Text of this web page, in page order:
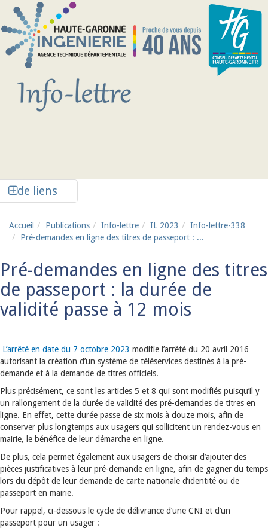
Aller au contenu principal
de liens
Accueil Publications Info-lettre IL 2023
Info-lettre-338
Pré-demandes en ligne des titres de passeport : ...
Pré-demandes en ligne des titres
de passeport : la durée de
validité passe à 12 mois
L’arrêté en date du 7 octobre 2023 modifie l’arrêté du 20 avril 2016
autorisant la création d’un système de téléservices destinés à la pré-
demande et à la demande de titres officiels.
Plus précisément, ce sont les articles 5 et 8 qui sont modifiés puisqu’il y
un rallongement de la durée de validité des pré-demandes de titres en
ligne. En effet, cette durée passe de six mois à douze mois, afin de
conserver plus longtemps aux usagers qui sollicitent un rendez-vous en
mairie, le bénéfice de leur démarche en ligne.
De plus, cela permet également aux usagers de choisir d’ajouter des
pièces justificatives à leur pré-demande en ligne, afin de gagner du temps
lors du dépôt de leur demande de carte nationale d’identité ou de
passeport en mairie.
Pour rappel, ci-dessous le cycle de délivrance d’une CNI et d’un
passeport pour un usager :